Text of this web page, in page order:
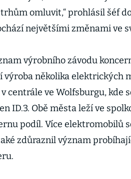
omluvit,“ prohlásil šéf
největšími změnami ve
výrobního závodu
výroba několika elektrických
centrále ve Wolfsburgu, kde
ID.3. Obě města leží ve
podíl. Více elektromobilů
zdůraznil význam